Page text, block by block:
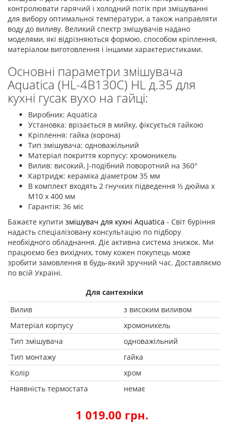
контролювати гарячий і холодний потік при змішуванні
для вибору оптимальної температури, а також направляти
воду до виливу. Великий спектр змішувачів надано
моделями, які відрізняються формою, способом кріплення,
матеріалом виготовлення і іншими характеристиками.
Основні параметри змішувача
Aquatica (HL-4B130C) HL д.35 для
кухні гусак вухо на гайці:
Виробник: Aquatica
Установка: врізається в мийку, фіксується гайкою
Кріплення: гайка (корона)
Тип змішувача: одноважільний
Матеріал покриття корпусу: хромоникель
Вилив: високий, J-подібний поворотний на 360°
Картридж: кераміка діаметром 35 мм
В комплект входять 2 гнучких підведення ½ дюйма х
М10 х 400 мм
Гарантія: 36 міс
Бажаєте купити змішувач для кухні Aquatica - Світ буріння
надасть спеціалізовану консультацію по підбору
необхідного обладнання. Діє активна система знижок. Ми
працюємо без вихідних, тому кожен покупець може
зробити замовлення в будь-який зручний час. Доставляємо
по всій Україні.
Для сантехніки
Вилив
з високим виливом
Матеріал корпусу
хромоникель
Тип змішувача
одноважільний
Тип монтажу
гайка
Колір
хром
Наявність термостата
немає
1 019.00 грн.